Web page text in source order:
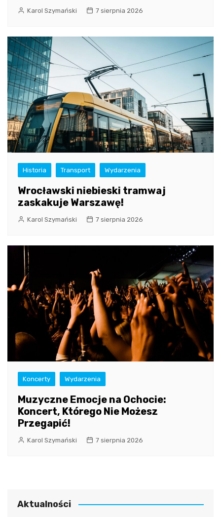
Karol Szymański 7 sierpnia 2026
Historia Transport Wydarzenia
Wrocławski niebieski tramwaj
zaskakuje Warszawę!
Karol Szymański 7 sierpnia 2026
Koncerty Wydarzenia
Muzyczne Emocje na Ochocie:
Koncert, Którego Nie Możesz
Przegapić!
Karol Szymański 7 sierpnia 2026
Aktualności